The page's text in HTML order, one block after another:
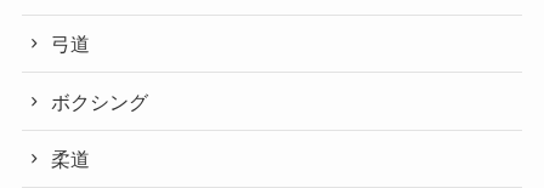
弓道
ボクシング
柔道